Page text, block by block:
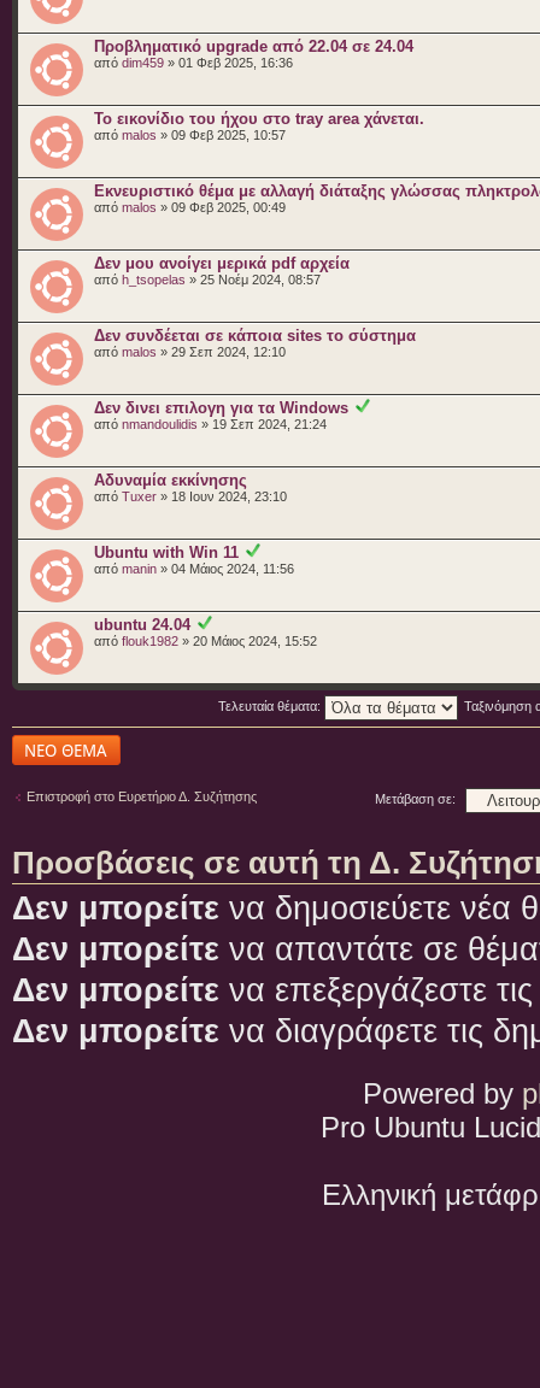
Προβληματικό upgrade από 22.04 σε 24.04
από dim459 » 01 Φεβ 2025, 16:36
Το εικονίδιο του ήχου στο tray area χάνεται.
από malos » 09 Φεβ 2025, 10:57
Εκνευριστικό θέμα με αλλαγή διάταξης γλώσσας
από malos » 09 Φεβ 2025, 00:49
Δεν μου ανοίγει μερικά pdf αρχεία
από h_tsopelas » 25 Νοέμ 2024, 08:57
Δεν συνδέεται σε κάποια sites το σύστημα
από malos » 29 Σεπ 2024, 12:10
Δεν δινει επιλογη για τα Windows
από nmandoulidis » 19 Σεπ 2024, 21:24
Αδυναμία εκκίνησης
από Tuxer » 18 Ιουν 2024, 23:10
Ubuntu with Win 11
από manin » 04 Μάιος 2024, 11:56
ubuntu 24.04
από flouk1982 » 20 Μάιος 2024, 15:52
Τελευταία θέματα: Ταξινόμηση
Δημιουργία νέου
θέματος
Επιστροφή στο Ευρετήριο Δ. Συζήτησης Μετάβαση σε:
Προσβάσεις σε αυτή τη Δ.
Δεν μπορείτε να δημοσιεύετε νέα
Δεν μπορείτε να απαντάτε σε
Δεν μπορείτε να επεξεργάζεστε
Δεν μπορείτε να διαγράφετε τις
Powered by
Pro Ubuntu
Ελληνική